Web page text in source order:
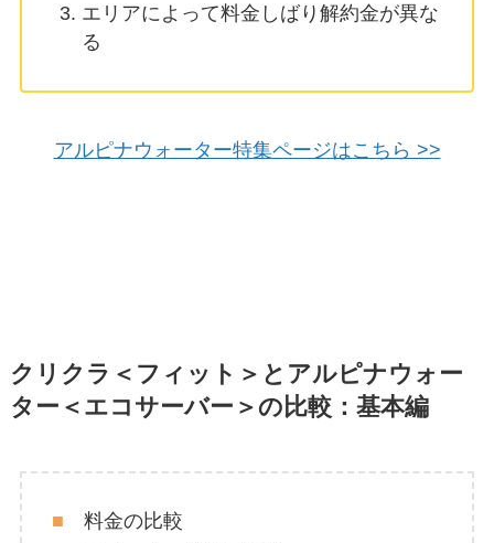
エリアによって料金しばり解約金が異な
る
アルピナウォーター特集ページはこちら >>
クリクラ＜フィット＞とアルピナウォー
ター＜エコサーバー＞の比較：基本編
■ 料金の比較